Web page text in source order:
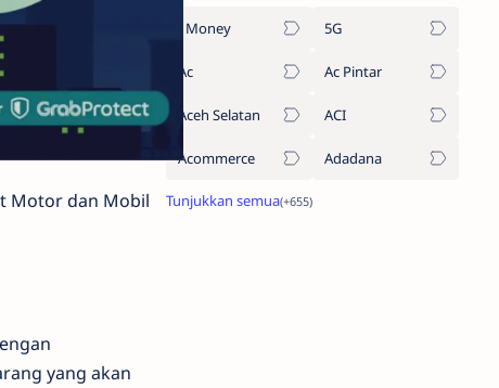
Motor dan Mobil
yang akan
1Money 5G
Ac Ac Pintar
Aceh Selatan ACI
Acommerce Adadana